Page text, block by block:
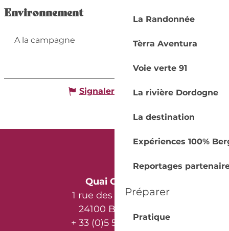
La Randonnée
Tèrra Aventura
Voie verte 91
La rivière Dordogne
La destination
Expériences 100%
Reportages
Préparer
Pratique
Environnement
A la campagne
Signaler une erreur
Quai Cyrano
1 rue des Récollets
24100 Bergerac
+ 33 (0)5 53 57 03 11